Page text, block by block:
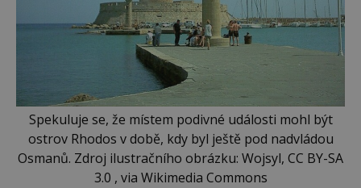
Spekuluje se, že místem podivné události mohl být
ostrov Rhodos v době, kdy byl ještě pod nadvládou
Osmanů. Zdroj ilustračního obrázku: Wojsyl, CC BY-SA
3.0 , via Wikimedia Commons